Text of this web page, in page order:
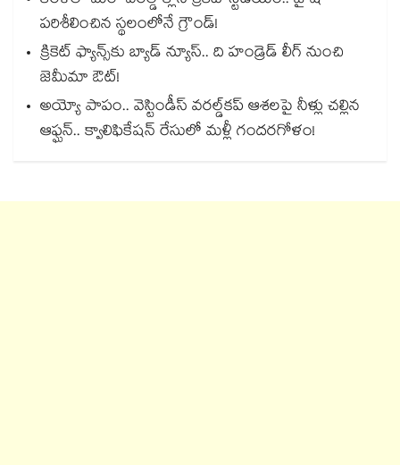
పరిశీలించిన స్థలంలోనే గ్రౌండ్!
క్రికెట్ ఫ్యాన్స్‌కు బ్యాడ్ న్యూస్.. ది హండ్రెడ్ లీగ్ నుంచి
జెమీమా ఔట్!
అయ్యో పాపం.. వెస్టిండీస్ వరల్డ్‌కప్ ఆశలపై నీళ్లు చల్లిన
ఆఫ్ఘన్.. క్వాలిఫికేషన్ రేసులో మళ్లీ గందరగోళం!